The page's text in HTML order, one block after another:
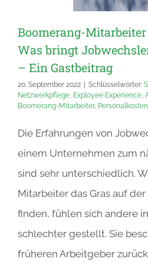
Boomerang-
Was bringt
– Ein Gastbeitrag
20. September 2022 Schlüsselwörter:
Netzwerkpflege, Exployee Experience,
Boomerang-Mitarbeiter, Personalkosten
Die Erfahrungen von
einem Unternehmen zum
sind sehr unterschiedlich.
Mitarbeiter das Gras auf
finden, fühlen sich andere
schlechter gestellt. Sie
früheren Arbeitgeber